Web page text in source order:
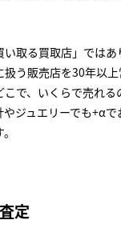
取る買取店」では
扱う販売店を30年以
で、いくらで売れ
ジュエリーでも+α
定